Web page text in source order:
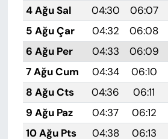
4 Ağu Sal
04:30 06:07
5 Ağu Çar
04:32 06:08
6 Ağu Per
04:33 06:09
7 Ağu Cum
04:34 06:10
8 Ağu Cts
04:36 06:11
9 Ağu Paz
04:37 06:12
10 Ağu Pts
04:38 06:13